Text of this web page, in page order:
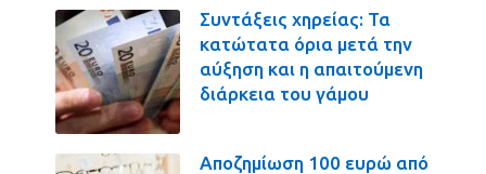
Συντάξεις χηρείας: Τα
κατώτατα όρια μετά την
αύξηση και η απαιτούμενη
διάρκεια του γάμου
Αποζημίωση 100 ευρώ από